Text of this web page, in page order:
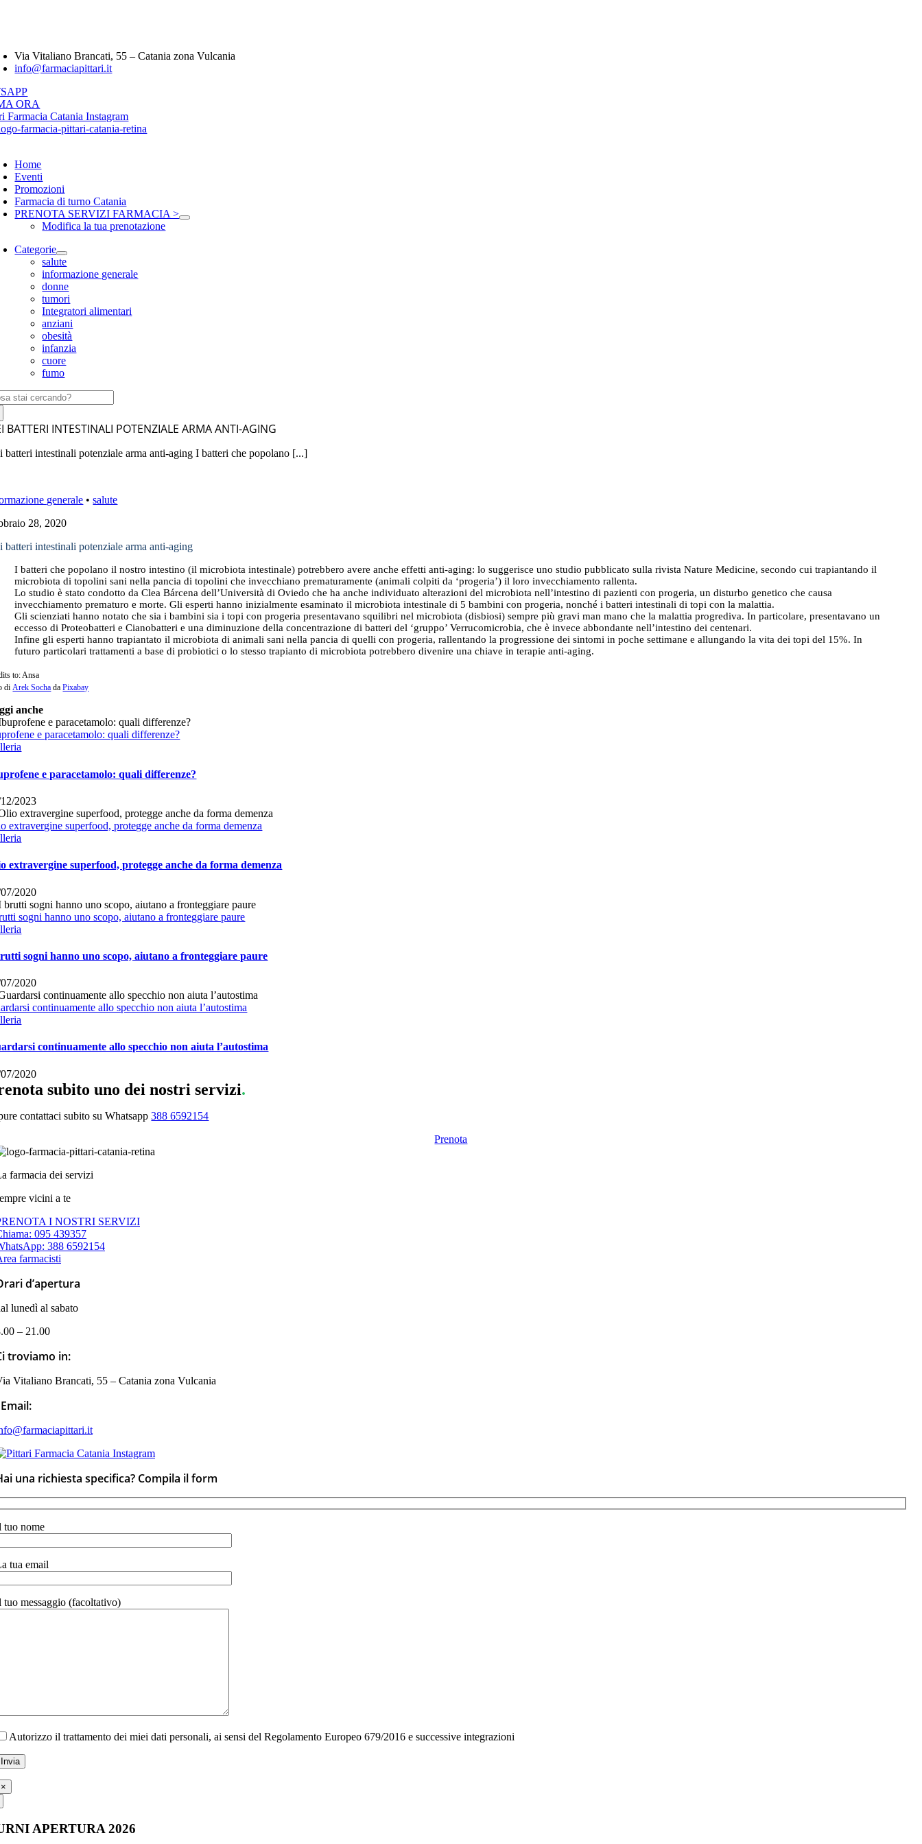
Via Vitaliano Brancati, 55 – Catania zona Vulcania
info@farmaciapittari.it
ORA
Home
Eventi
Promozioni
Farmacia di turno Catania
PRENOTA SERVIZI FARMACIA >
Modifica la tua prenotazione
Categorie
salute
informazione generale
donne
tumori
Integratori alimentari
anziani
obesità
infanzia
cuore
fumo
BATTERI INTESTINALI POTENZIALE ARMA ANTI-AGING
batteri intestinali potenziale arma anti-aging I batteri che popolano [...]
generale •salute
28, 2020
batteri intestinali potenziale arma anti-aging
I batteri che popolano il nostro intestino (il microbiota intestinale) potrebbero avere anche effetti anti-aging: lo suggerisce uno studio pubblicato sulla rivista Nature Medicine, secondo cui trapiantando il
microbiota di topolini sani nella pancia di topolini che invecchiano prematuramente (animali colpiti da ‘progeria’) il loro invecchiamento rallenta.
Lo studio è stato condotto da Clea Bárcena dell’Università di Oviedo che ha anche individuato alterazioni del microbiota nell’intestino di pazienti con progeria, un disturbo genetico che causa
invecchiamento prematuro e morte. Gli esperti hanno inizialmente esaminato il microbiota intestinale di 5 bambini con progeria, nonché i batteri intestinali di topi con la malattia.
Gli scienziati hanno notato che sia i bambini sia i topi con progeria presentavano squilibri nel microbiota (disbiosi) sempre più gravi man mano che la malattia progrediva. In particolare, presentavano un
eccesso di Proteobatteri e Cianobatteri e una diminuzione della concentrazione di batteri del ‘gruppo’ Verrucomicrobia, che è invece abbondante nell’intestino dei centenari.
Infine gli esperti hanno trapiantato il microbiota di animali sani nella pancia di quelli con progeria, rallentando la progressione dei sintomi in poche settimane e allungando la vita dei topi del 15%. In
futuro particolari trattamenti a base di probiotici o lo stesso trapianto di microbiota potrebbero divenire una chiave in terapie anti-aging.
to: Ansa
diArek Socha daPixabay
anche
e paracetamolo: quali differenze?
e paracetamolo: quali differenze?
2023
extravergine superfood, protegge anche da forma demenza
extravergine superfood, protegge anche da forma demenza
2020
sogni hanno uno scopo, aiutano a fronteggiare paure
sogni hanno uno scopo, aiutano a fronteggiare paure
2020
continuamente allo specchio non aiuta l’autostima
continuamente allo specchio non aiuta l’autostima
2020
subito uno dei nostri servizi.
contattaci subito su Whatsapp388 6592154
Prenota
farmacia dei servizi
vicini a te
I NOSTRI SERVIZI
095 439357
388 6592154
farmacisti
d’apertura
lunedì al sabato
– 21.00
troviamo in:
Vitaliano Brancati, 55 – Catania zona Vulcania
una richiesta specifica? Compila il form
tuo nome
tua email
tuo messaggio (facoltativo)
Autorizzo il trattamento dei miei dati personali, ai sensi del Regolamento Europeo 679/2016 e successive integrazioni
×
APERTURA 2026